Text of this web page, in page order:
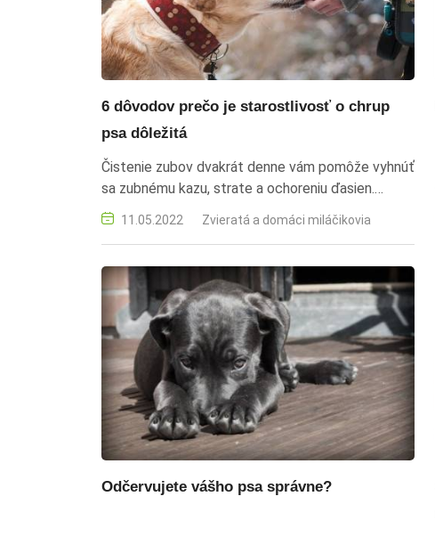
6 dôvodov prečo je starostlivosť o chrup
psa dôležitá
Čistenie zubov dvakrát denne vám pomôže vyhnúť
sa zubnému kazu, strate a ochoreniu ďasien.
Dôležitosť starostlivosti o zuby psov je rovnako
11.05.2022 Zvieratá a domáci miláčikovia
Odčervujete vášho psa správne?